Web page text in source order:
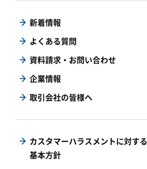
新着情報
よくある質問
資料請求・お問い合わせ
企業情報
取引会社の皆様へ
カスタマーハラスメントに対する
基本方針